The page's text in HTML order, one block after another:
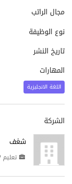
مجال الراتب
نوع الوظيفة
تاريخ النشر
المهارات
اللغة الانجليزية
الشركة
شغف
تعليم